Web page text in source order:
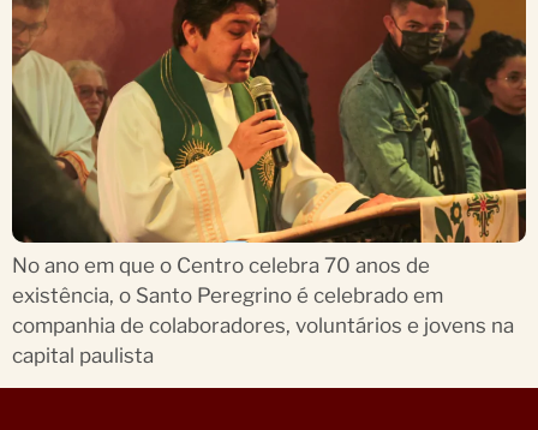
No ano em que o Centro celebra 70 anos de
existência, o Santo Peregrino é celebrado em
companhia de colaboradores, voluntários e jovens na
capital paulista